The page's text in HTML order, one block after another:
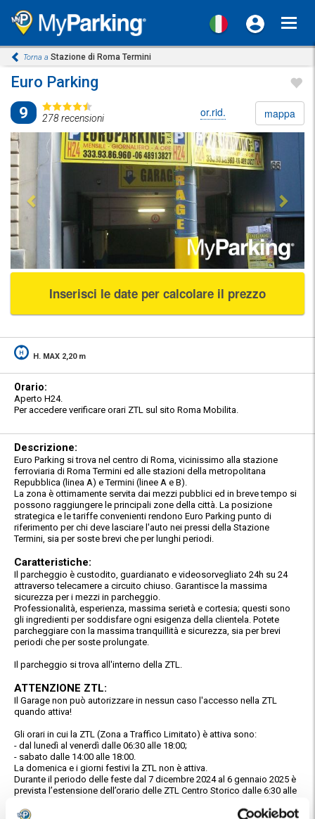
Torna a Stazione di Roma Termini
Euro Parking
9
278 recensioni or.rid. mappa
Previous
Inserisci le date per calcolare il prezzo
H. MAX 2,20 m
Orario:
Aperto H24.
Per accedere verificare orari ZTL sul sito Roma Mobilita.
Descrizione:
Euro Parking si trova nel centro di Roma, vicinissimo alla stazione
ferroviaria di Roma Termini ed alle stazioni della metropolitana
Repubblica (linea A) e Termini (linee A e B).
La zona è ottimamente servita dai mezzi pubblici ed in breve tempo si
possono raggiungere le principali zone della città. La posizione
strategica e le tariffe convenienti rendono Euro Parking punto di
riferimento per chi deve lasciare l'auto nei pressi della Stazione
Termini, sia per soste brevi che per lunghi periodi.
Caratteristiche:
Il parcheggio è custodito, guardianato e videosorvegliato 24h su 24
attraverso telecamere a circuito chiuso. Garantisce la massima
sicurezza per i mezzi in parcheggio.
Professionalità, esperienza, massima serietà e cortesia; questi sono
gli ingredienti per soddisfare ogni esigenza della clientela. Potete
parcheggiare con la massima tranquillità e sicurezza, sia per brevi
periodi che per soste prolungate.
Il parcheggio si trova all'interno della ZTL.
ATTENZIONE ZTL:
Il Garage non può autorizzare in nessun caso l'accesso nella ZTL
quando attiva!
Gli orari in cui la ZTL (Zona a Traffico Limitato) è attiva sono:
- dal lunedì al venerdì dalle 06:30 alle 18:00;
- sabato dalle 14:00 alle 18:00.
La domenica e i giorni festivi la ZTL non è attiva.
Durante il periodo delle feste dal 7 dicembre 2024 al 6 gennaio 2025 è
prevista l’estensione dell’orario delle ZTL Centro Storico dalle 6:30 alle
dicembre 2024.